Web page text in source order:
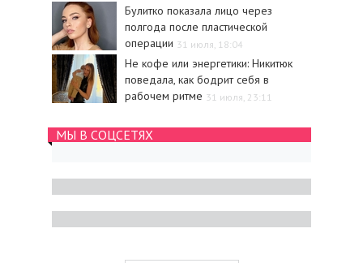
Булитко показала лицо через
полгода после пластической
операции 31 июля, 18:04
Не кофе или энергетики: Никитюк
поведала, как бодрит себя в
рабочем ритме 31 июля, 23:11
МЫ В СОЦСЕТЯХ